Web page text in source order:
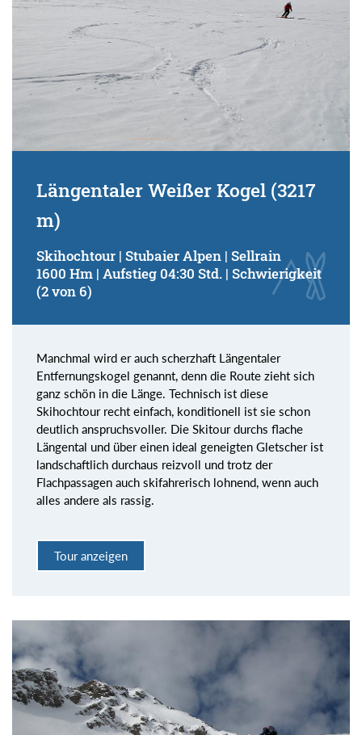
Längentaler Weißer Kogel (3217
m)
Skihochtour | Stubaier Alpen | Sellrain
1600 Hm | Aufstieg 04:30 Std. | Schwierigkeit
(2 von 6)
Manchmal wird er auch scherzhaft Längentaler
Entfernungskogel genannt, denn die Route zieht sich
ganz schön in die Länge. Technisch ist diese
Skihochtour recht einfach, konditionell ist sie schon
deutlich anspruchsvoller. Die Skitour durchs flache
Längental und über einen ideal geneigten Gletscher ist
landschaftlich durchaus reizvoll und trotz der
Flachpassagen auch skifahrerisch lohnend, wenn auch
alles andere als rassig.
Tour anzeigen